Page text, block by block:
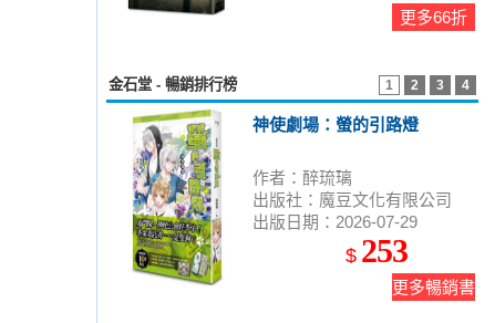
更多66折
1 2 3 4
金石堂 - 暢銷排行榜
神使劇場：螢的引路燈
作者：醉琉璃
出版社：魔豆文化有限公司
出版日期：2026-07-29
$ 253
更多暢銷書